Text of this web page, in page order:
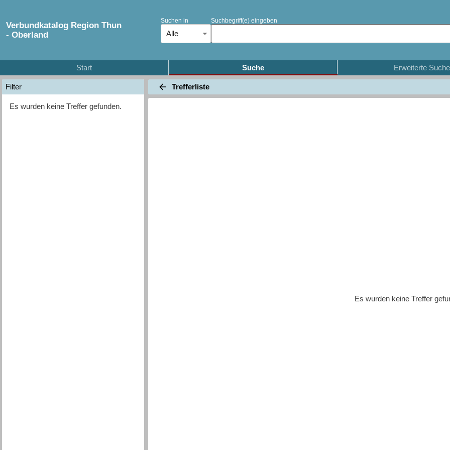
Verbundkatalog Region Thun
- Oberland
Suchen in
Alle
Suchbegriff(e) eingeben
Start Suche Erweiterte Suche
Filter
Es wurden keine Treffer gefunden.
Trefferliste
Es wurden keine Treffer